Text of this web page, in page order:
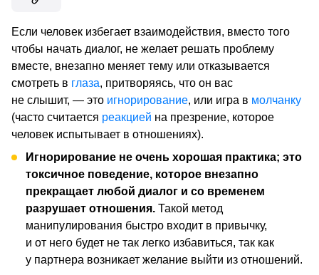
Если человек избегает взаимодействия, вместо того
чтобы начать диалог, не желает решать проблему
вместе, внезапно меняет тему или отказывается
смотреть в глаза, притворяясь, что он вас
не слышит, — это игнорирование, или игра в молчанку
(часто считается реакцией на презрение, которое
человек испытывает в отношениях).
Игнорирование не очень хорошая практика; это
токсичное поведение, которое внезапно
прекращает любой диалог и со временем
разрушает отношения. Такой метод
манипулирования быстро входит в привычку,
и от него будет не так легко избавиться, так как
у партнера возникает желание выйти из отношений.